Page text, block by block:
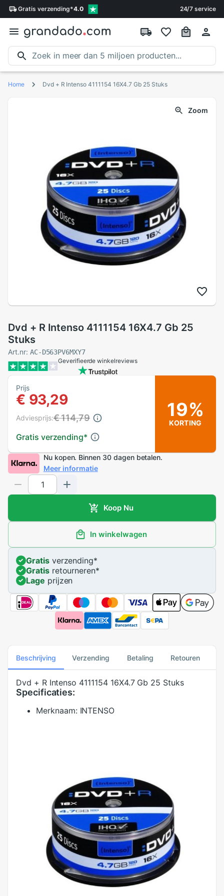
Gratis verzending*4.0 24/7 service
Home Dvd + R Intenso 4111154 16X4.7 Gb 25 Stuks
Zoom
Dvd + R Intenso 4111154 16X4.7 Gb 25
Stuks
Art.nr: AC-D563PV6MXY7
Geverifieerde winkelreviews
Prijs
€ 93,29
Gratis verzending*
Adviesprijs:€ 114,79 19%
KORTING
Nu kopen. Binnen 30 dagen betalen.
Meer informatie
Koop Nu
In winkelwagen
Gratisverzending*
Gratisretourneren*
Lage prijzen
Beschrijving Verzending Betaling Retouren
Dvd + R Intenso 4111154 16X4.7 Gb 25 Stuks
Specificaties:
Merknaam: INTENSO